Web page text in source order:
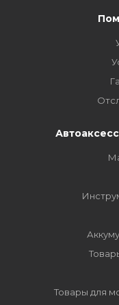
Товары для